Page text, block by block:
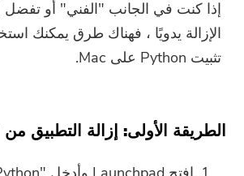
إذا كنت في الجانب "الفني" أو تفضل
الإزالة يدويًا ، فهناك طرق يمكنك
تثبيت Python على Mac.
الطريقة الأولى: إزالة التطبيق من Launchpad